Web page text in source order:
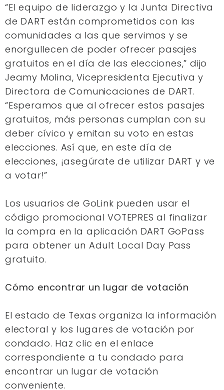
“El equipo de liderazgo y la Junta Directiva
de DART están comprometidos con las
comunidades a las que servimos y se
enorgullecen de poder ofrecer pasajes
gratuitos en el día de las elecciones,” dijo
Jeamy Molina, Vicepresidenta Ejecutiva y
Directora de Comunicaciones de DART.
“Esperamos que al ofrecer estos pasajes
gratuitos, más personas cumplan con su
deber cívico y emitan su voto en estas
elecciones. Así que, en este día de
elecciones, ¡asegúrate de utilizar DART y ve
a votar!”
Los usuarios de GoLink pueden usar el
código promocional VOTEPRES al finalizar
la compra en la aplicación DART GoPass
para obtener un Adult Local Day Pass
gratuito.
Cómo encontrar un lugar de votación
El estado de Texas organiza la información
electoral y los lugares de votación por
condado. Haz clic en el enlace
correspondiente a tu condado para
encontrar un lugar de votación
conveniente.